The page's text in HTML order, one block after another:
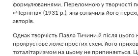
формулюваннями. Переломною у творчості
«Чернігів» (1931 р.), яка означила його
авторів.
Однак творчість Павла Тичини й після цього
прокрустове ложе простих схем: його
тоталітаризмом на цьому не припиняється.